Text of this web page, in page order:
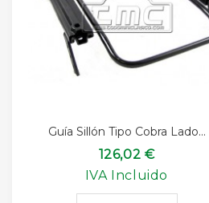
Guía Sillón Tipo Cobra Lado...
126,02 €
IVA Incluido